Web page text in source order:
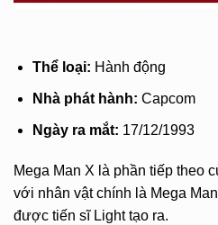
Thể loại: Hành động
Nhà phát hành: Capcom
Ngày ra mắt: 17/12/1993
Mega Man X là phần tiếp theo
với nhân vật chính là Mega
được tiến sĩ Light tạo ra.